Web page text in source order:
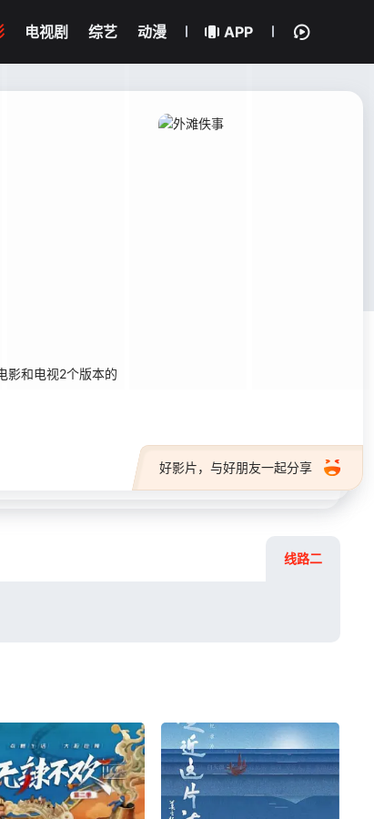
电视剧 综艺 动漫 APP
影和电视2个版本的
好影片，与好朋友一起分享
线路二